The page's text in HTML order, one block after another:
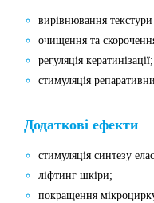
вирівнювання
очищення та
регуляція кератинізації;
стимуляція
Додаткові ефекти
стимуляція синтезу
ліфтинг шкіри;
покращення